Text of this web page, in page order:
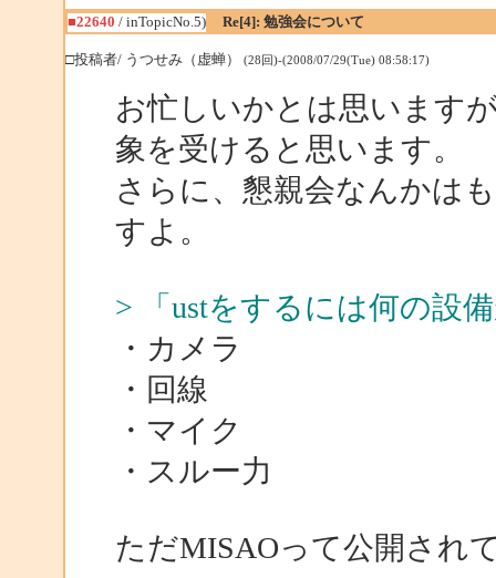
■22640 / inTopicNo.5) Re[4]: 勉強会について
□投稿者/ うつせみ（虚蝉） (28回)-(2008/07/29(Tue) 08:58:17)
お忙しいかとは思います
象を受けると思います。
さらに、懇親会なんかは
すよ。
> 「ustをするには何の設
・カメラ
・回線
・マイク
・スルー力
ただMISAOって公開され